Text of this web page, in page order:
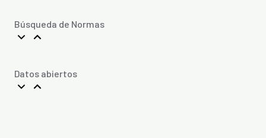
Búsqueda de Normas
Datos abiertos